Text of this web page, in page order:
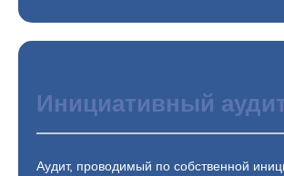
Инициативный
Аудит, проводимый по собственной